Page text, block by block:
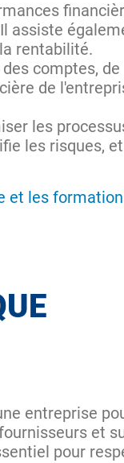
assiste
rentabilité.
comptes,
de
les
les risques,
et les
entreprise
et
pour